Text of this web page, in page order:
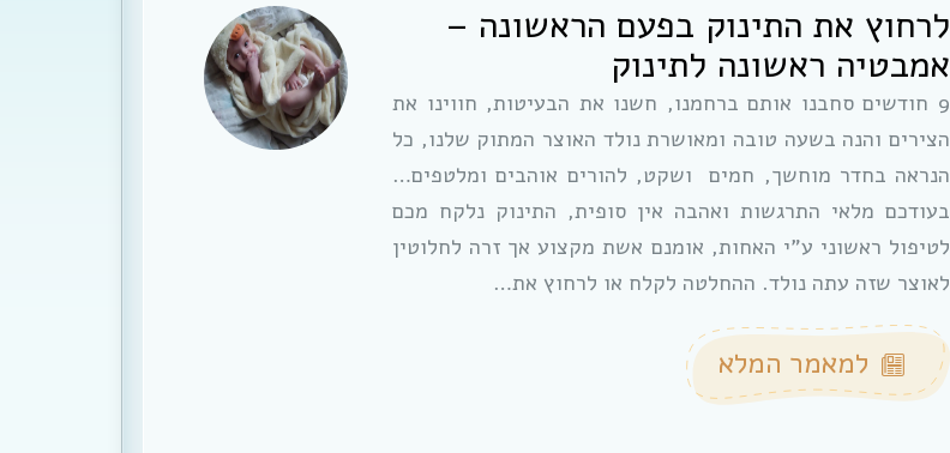
לרחוץ את התינוק בפעם הראשונה –
אמבטיה ראשונה לתינוק
9 חודשים סחבנו אותם ברחמנו, חשנו את הבעיטות, חווינו את
הצירים והנה בשעה טובה ומאושרת נולד האוצר המתוק שלנו, כל
הנראה בחדר מוחשך, חמים ושקט, להורים אוהבים ומלטפים…
בעודכם מלאי התרגשות ואהבה אין סופית, התינוק נלקח מכם
לטיפול ראשוני ע”י האחות, אומנם אשת מקצוע אך זרה לחלוטין
לאוצר שזה עתה נולד. ההחלטה לקלח או לרחוץ את…
למאמר המלא